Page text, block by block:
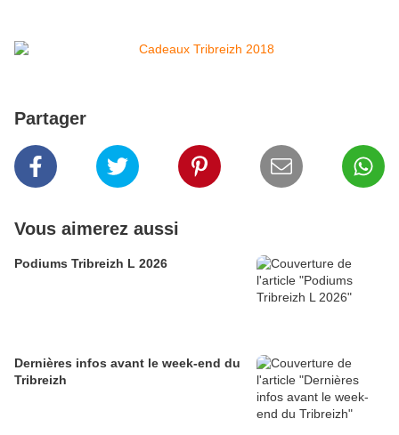
Partager
Vous aimerez aussi
Podiums Tribreizh L 2026
Dernières infos avant le week-end du
Tribreizh